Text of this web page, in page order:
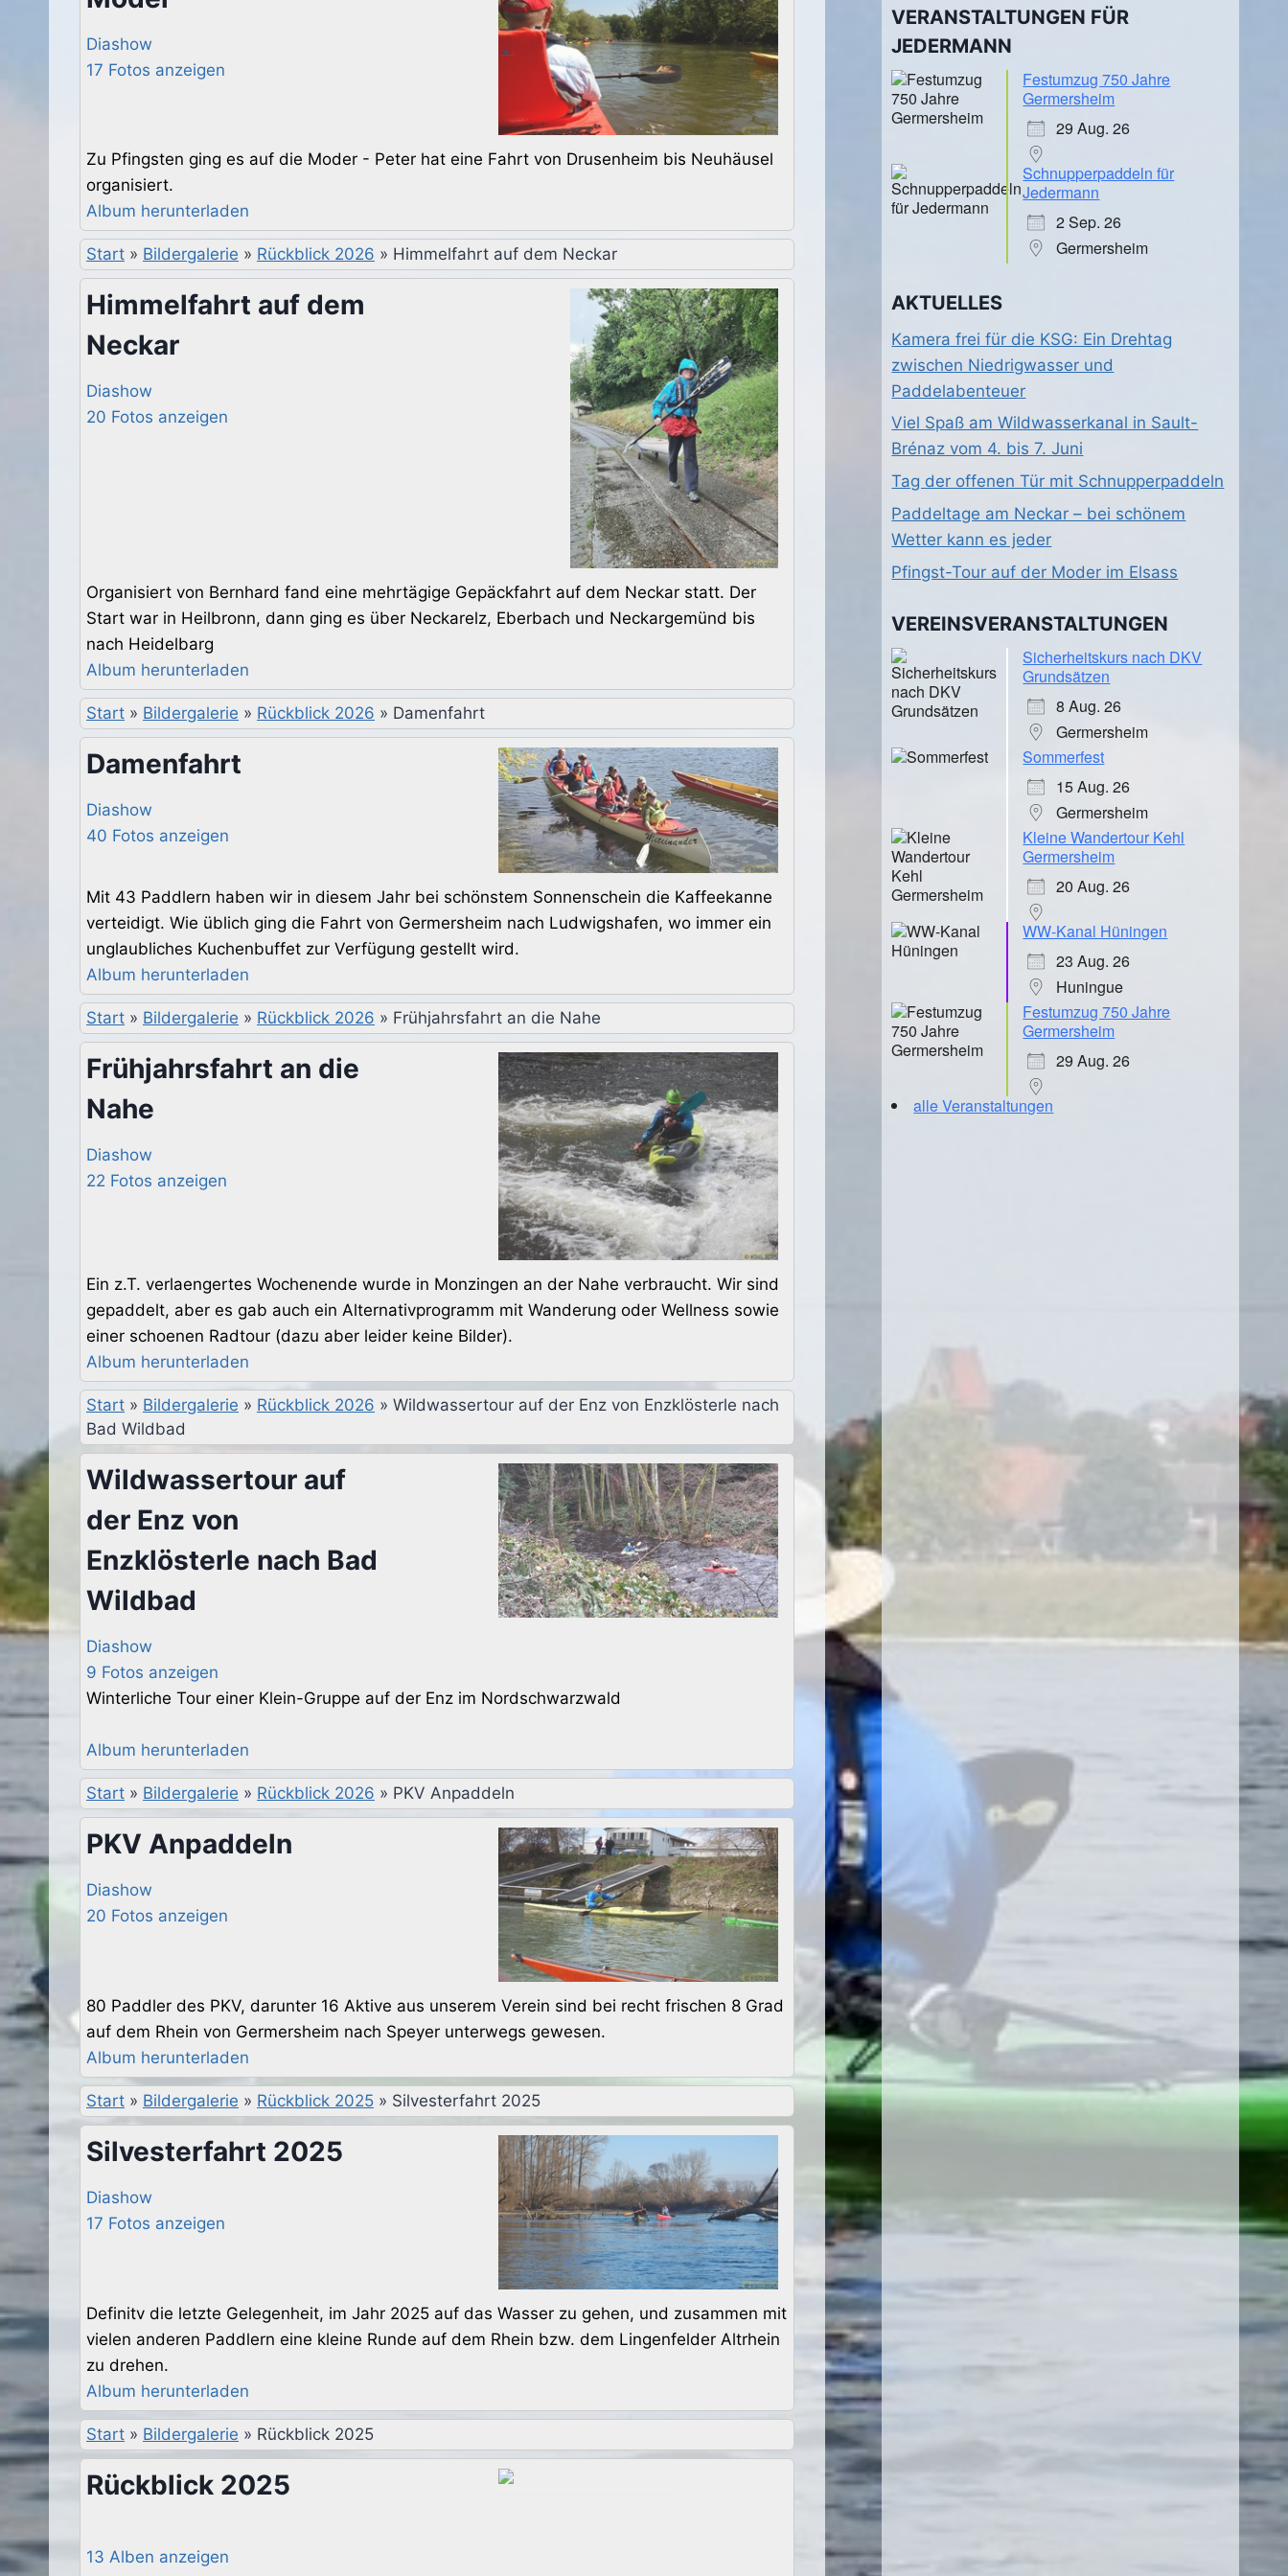
Diashow
17 Fotos anzeigen
Zu Pfingsten ging es auf die Moder - Peter hat eine Fahrt von Drusenheim bis Neuhäusel
organisiert.
Album herunterladen
Start » Bildergalerie » Rückblick 2026 » Himmelfahrt auf dem Neckar
Himmelfahrt auf dem
Neckar
Diashow
20 Fotos anzeigen
Organisiert von Bernhard fand eine mehrtägige Gepäckfahrt auf dem Neckar statt. Der
Start war in Heilbronn, dann ging es über Neckarelz, Eberbach und Neckargemünd bis
nach Heidelbarg
Album herunterladen
Start » Bildergalerie » Rückblick 2026 » Damenfahrt
Damenfahrt
Diashow
40 Fotos anzeigen
Mit 43 Paddlern haben wir in diesem Jahr bei schönstem Sonnenschein die Kaffeekanne
verteidigt. Wie üblich ging die Fahrt von Germersheim nach Ludwigshafen, wo immer ein
unglaubliches Kuchenbuffet zur Verfügung gestellt wird.
Album herunterladen
Start » Bildergalerie » Rückblick 2026 » Frühjahrsfahrt an die Nahe
Frühjahrsfahrt an die
Nahe
Diashow
22 Fotos anzeigen
Ein z.T. verlaengertes Wochenende wurde in Monzingen an der Nahe verbraucht. Wir sind
gepaddelt, aber es gab auch ein Alternativprogramm mit Wanderung oder Wellness sowie
einer schoenen Radtour (dazu aber leider keine Bilder).
Album herunterladen
Start » Bildergalerie » Rückblick 2026 » Wildwassertour auf der Enz von Enzklösterle nach
Bad Wildbad
Wildwassertour auf
der Enz von
Enzklösterle nach Bad
Wildbad
Diashow
9 Fotos anzeigen
Winterliche Tour einer Klein-Gruppe auf der Enz im Nordschwarzwald
Album herunterladen
Start » Bildergalerie » Rückblick 2026 » PKV Anpaddeln
PKV Anpaddeln
Diashow
20 Fotos anzeigen
80 Paddler des PKV, darunter 16 Aktive aus unserem Verein sind bei recht frischen 8 Grad
auf dem Rhein von Germersheim nach Speyer unterwegs gewesen.
Album herunterladen
Start » Bildergalerie » Rückblick 2025 » Silvesterfahrt 2025
Silvesterfahrt 2025
Diashow
17 Fotos anzeigen
Definitv die letzte Gelegenheit, im Jahr 2025 auf das Wasser zu gehen, und zusammen mit
vielen anderen Paddlern eine kleine Runde auf dem Rhein bzw. dem Lingenfelder Altrhein
zu drehen.
Album herunterladen
Start » Bildergalerie » Rückblick 2025
Rückblick 2025
13 Alben anzeigen
VERANSTALTUNGEN FÜR
JEDERMANN
Festumzug 750 Jahre
Germersheim
29 Aug. 26
Schnupperpaddeln für
Jedermann
2 Sep. 26
Germersheim
AKTUELLES
Kamera frei für die KSG: Ein Drehtag
zwischen Niedrigwasser und
Paddelabenteuer
Viel Spaß am Wildwasserkanal in Sault-
Brénaz vom 4. bis 7. Juni
Tag der offenen Tür mit Schnupperpaddeln
Paddeltage am Neckar – bei schönem
Wetter kann es jeder
Pfingst-Tour auf der Moder im Elsass
VEREINSVERANSTALTUNGEN
Sicherheitskurs nach DKV
Grundsätzen
8 Aug. 26
Germersheim
Sommerfest
15 Aug. 26
Germersheim
Kleine Wandertour Kehl
Germersheim
20 Aug. 26
WW-Kanal Hüningen
23 Aug. 26
Huningue
Festumzug 750 Jahre
Germersheim
29 Aug. 26
alle Veranstaltungen